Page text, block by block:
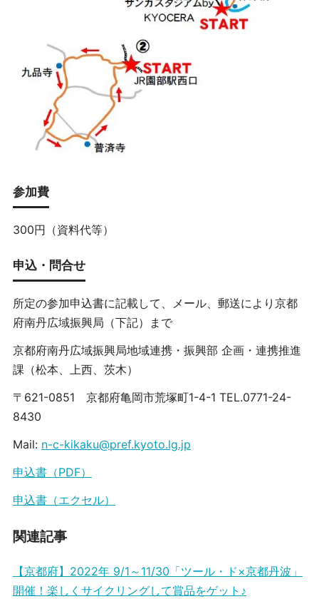
参加費
300円（資料代等）
申込・問合せ
所定の参加申込書に記載して、メール、郵送により京都
府南丹広域振興局（下記）まで
京都府南丹広域振興局地域連携・振興部 企画・連携推進
課（松本、上西、茨木）
〒621-0851 京都府亀岡市荒塚町1-4-1 TEL.0771-24-
8430
Mail: n-c-kikaku@pref.kyoto.lg.jp
申込書（PDF）
申込書（エクセル）
関連記事
【京都府】2022年 9/1～11/30「ツール・ド×京都丹波」
開催！楽しくサイクリングして賞品をゲット♪